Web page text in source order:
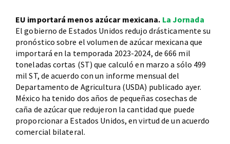
EU importará menos azúcar mexicana. La Jornada
El gobierno de Estados Unidos redujo drásticamente su
pronóstico sobre el volumen de azúcar mexicana que
importará en la temporada 2023-2024, de 666 mil
toneladas cortas (ST) que calculó en marzo a sólo 499
mil ST, de acuerdo con un informe mensual del
Departamento de Agricultura (USDA) publicado ayer.
México ha tenido dos años de pequeñas cosechas de
caña de azúcar que redujeron la cantidad que puede
proporcionar a Estados Unidos, en virtud de un acuerdo
comercial bilateral.